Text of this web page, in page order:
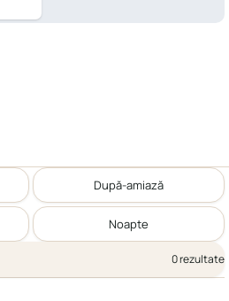
După-amiază
Noapte
0 rezultate